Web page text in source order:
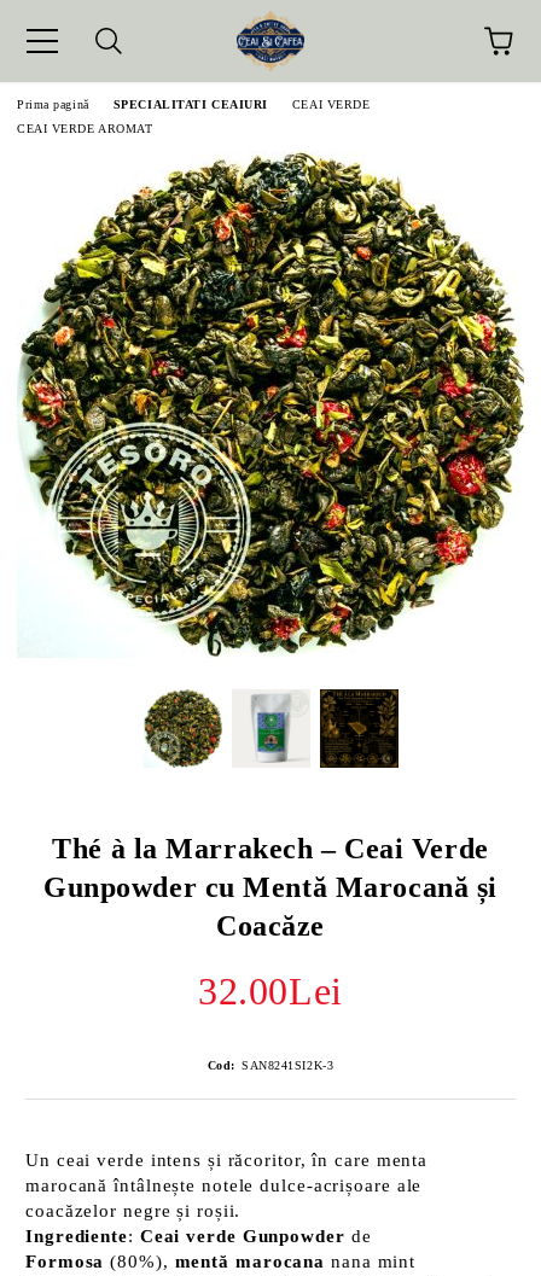
Prima pagină SPECIALITATI CEAIURI
CEAI VERDE
CEAI VERDE AROMAT
Thé à la Marrakech – Ceai Verde
Gunpowder cu Mentă Marocană și
Coacăze
32.00Lei
Cod: SAN8241SI2K-3
Un ceai verde intens și răcoritor, în care menta
marocană întâlnește notele dulce-acrișoare ale
coacăzelor negre și roșii.
Ingrediente: Ceai verde Gunpowder de
Formosa(80%), mentă marocana nana mint